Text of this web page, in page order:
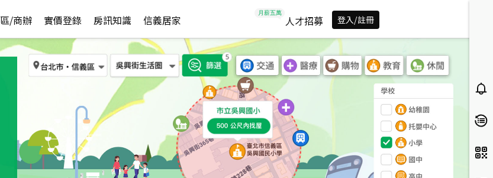
/商辦 實價登錄 房訊知識 信義居家 人才招募 登入/註冊